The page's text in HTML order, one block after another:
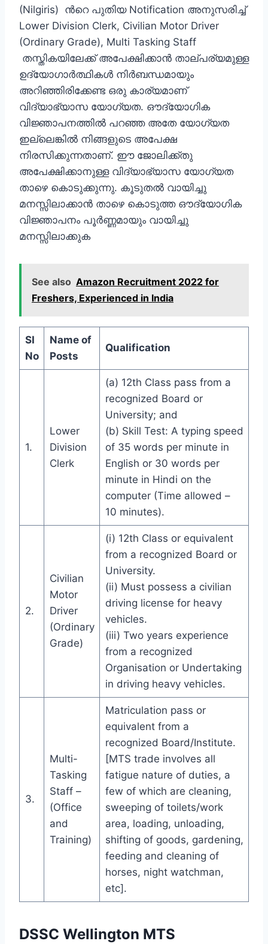
(Nilgiris) ന്‍റെ പുതിയ Notification അനുസരിച്ച്
Lower Division Clerk, Civilian Motor Driver
(Ordinary Grade), Multi Tasking Staff
തസ്തികയിലേക്ക് അപേക്ഷിക്കാന്‍ താല്പര്യമുള്ള
ഉദ്യോഗാര്‍ത്ഥികള്‍ നിര്‍ബന്ധമായും
അറിഞ്ഞിരിക്കേണ്ട ഒരു കാര്യമാണ്
വിദ്യാഭ്യാസ യോഗ്യത. ഔദ്യോഗിക
വിജ്ഞാപനത്തില്‍ പറഞ്ഞ അതേ യോഗ്യത
ഇല്ലെങ്കില്‍ നിങ്ങളുടെ അപേക്ഷ
നിരസിക്കുന്നതാണ്. ഈ ജോലിക്ക്തു
അപേക്ഷിക്കാനുള്ള വിദ്യാഭ്യാസ യോഗ്യത
താഴെ കൊടുക്കുന്നു. കൂടുതല്‍ വായിച്ചു
മനസ്സിലാക്കാന്‍ താഴെ കൊടുത്ത ഔദ്യോഗിക
വിജ്ഞാപനം പൂര്‍ണ്ണമായും വായിച്ചു
മനസ്സിലാക്കുക
See also Amazon Recruitment 2022 for
Freshers, Experienced in India
SI
No
Name of
Posts
Qualification
1.
Lower
Division
Clerk
(a) 12th Class pass from a
recognized Board or
University; and
(b) Skill Test: A typing speed
of 35 words per minute in
English or 30 words per
minute in Hindi on the
computer (Time allowed –
10 minutes).
2.
Civilian
Motor
Driver
(Ordinary
Grade)
(i) 12th Class or equivalent
from a recognized Board or
University.
(ii) Must possess a civilian
driving license for heavy
vehicles.
(iii) Two years experience
from a recognized
Organisation or Undertaking
in driving heavy vehicles.
3.
Multi-
Tasking
Staff –
(Office
and
Training)
Matriculation pass or
equivalent from a
recognized Board/Institute.
[MTS trade involves all
fatigue nature of duties, a
few of which are cleaning,
sweeping of toilets/work
area, loading, unloading,
shifting of goods, gardening,
feeding and cleaning of
horses, night watchman,
etc].
DSSC Wellington MTS